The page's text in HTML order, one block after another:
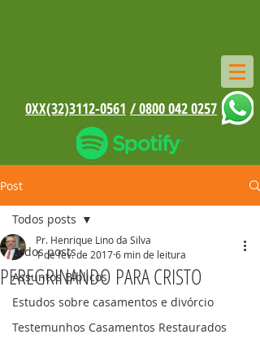
0XX(32)3112-0561 / 0800 042 0257
Post
Todos posts
Assuntos Bíblicos
Estudos sobre casamentos e divórcio
Testemunhos Casamentos Restaurados
Todos posts
PEREGRINANDO PARA CRISTO
Pr. Henrique Lino da Silva
1 de fev. de 20176 min de leitura